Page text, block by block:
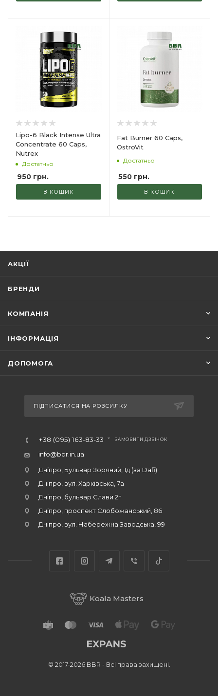
Lipo-6 Black Intense Ultra
Concentrate 60 Caps,
Nutrex
Достатньо
950 грн.
В КОШИК
Fat Burner 60 Caps,
OstroVit
Достатньо
550грн.
В КОШИК
АКЦІЇ
БРЕНДИ
КОМПАНІЯ
ІНФОРМАЦІЯ
ДОПОМОГА
ПІДПИСАТИСЯ НА РОЗСИЛКУ
+38 (095) 163-83-33 ЗАМОВИТИ ДЗВІНОК
info@bbr.in.ua
Дніпро, Бульвар Зоряний, 1д (за Dafi)
Дніпро, вул. Харківська, 7а
Дніпро, бульвар Слави 2г
Дніпро, проспект Слобожанський, 86
Дніпро, вул. Набережна Заводська, 99
Koala Masters
© 2017-2026 BBR - Всі права захищені.